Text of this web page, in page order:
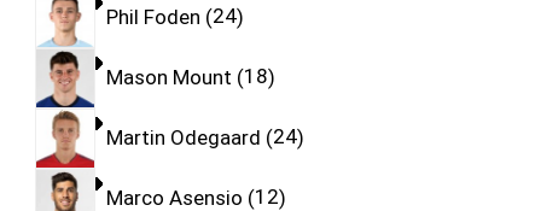
Phil Foden 24
Mason Mount 18
Martin Odegaard 24
Marco Asensio 12